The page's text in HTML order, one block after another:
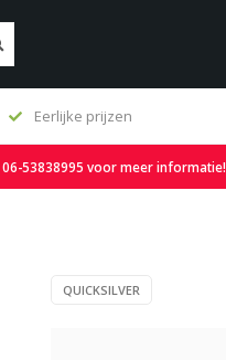
Eerlijke prijzen
53838995 voor meer informatie!
QUICKSILVER